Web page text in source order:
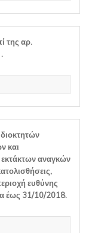
της αρ.
και
αναγκών
ευθύνης
έως 31/10/2018.